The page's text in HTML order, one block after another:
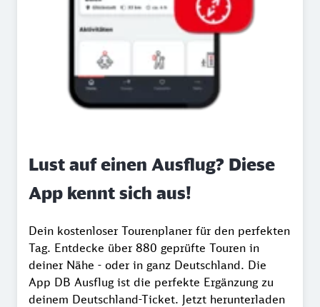
Lust auf einen Ausflug? Diese
App kennt sich aus!
Dein kostenloser Tourenplaner für den perfekten
Tag. Entdecke über 880 geprüfte Touren in
deiner Nähe - oder in ganz Deutschland. Die
App DB Ausflug ist die perfekte Ergänzung zu
deinem Deutschland-Ticket. Jetzt herunterladen